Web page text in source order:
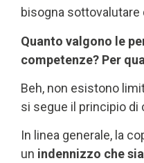
bisogna
Quanto valgono le
competenze? Per
Beh, non esistono
si segue il principio di
In linea generale, la
un indennizzo che